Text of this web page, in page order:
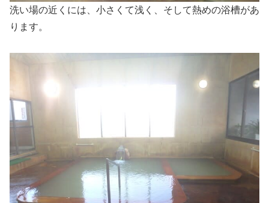
洗い場の近くには、小さくて浅く、そして熱めの浴槽があ
ります。